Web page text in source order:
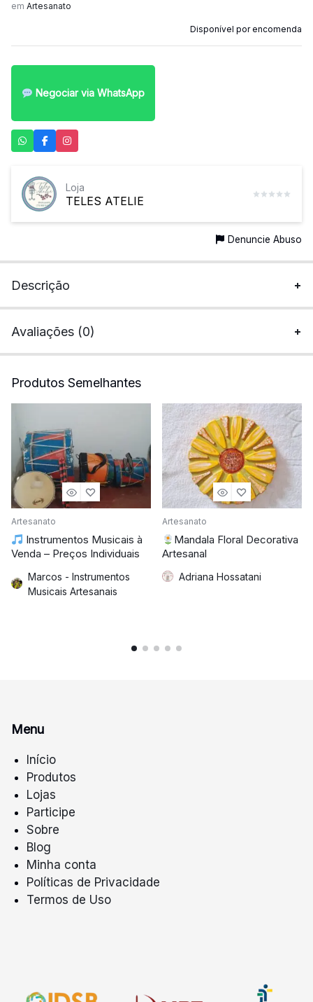
em Artesanato
Disponível por encomenda
Negociar via WhatsApp
TELES ATELIE
Loja
Denuncie Abuso
Descrição
Avaliações (0)
Produtos Semelhantes
Artesanato
Instrumentos Musicais à
Venda – Preços Individuais
Marcos - Instrumentos
Musicais Artesanais
Artesanato
Mandala Floral Decorativa
Artesanal
Adriana Hossatani
Menu
Início
Produtos
Lojas
Participe
Sobre
Blog
Minha conta
Políticas de Privacidade
Termos de Uso